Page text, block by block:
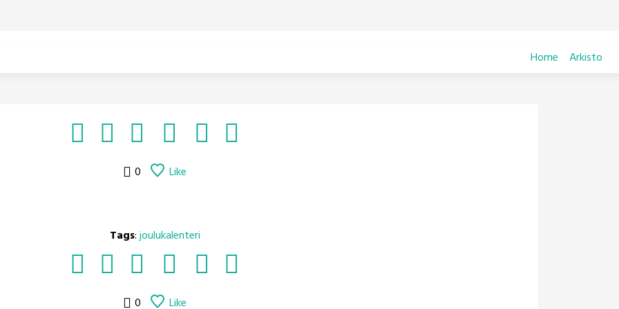
Home Arkisto
0 Like
Tags:joulukalenteri
0 Like